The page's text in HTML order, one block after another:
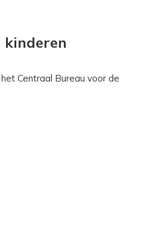
Centraal Bureau voor de